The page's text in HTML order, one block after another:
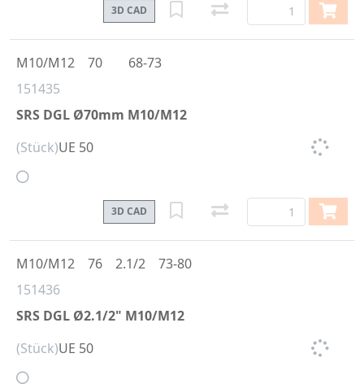
3D CAD
151435
SRS DGL Ø70mm M10/M12
M10/M12 70 68-73
(Stück)UE 50
3D CAD
151436
SRS DGL Ø2.1/2" M10/M12
M10/M12 76 2.1/2 73-80
(Stück)UE 50